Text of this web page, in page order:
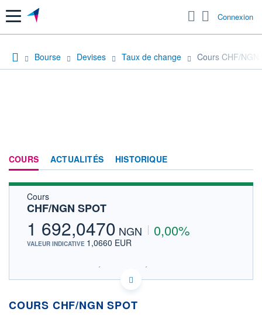
Menu Connexion
Bourse Devises Taux de change Cours CHF/NGN
COURS ACTUALITÉS HISTORIQUE
Cours
CHF/NGN SPOT
1 692,0470 NGN 0,00%
VALEUR INDICATIVE 1,0660 EUR
SIX - FOREX 2 DONNÉES TEMPS RÉEL
Politique d'exécution
COURS CHF/NGN SPOT